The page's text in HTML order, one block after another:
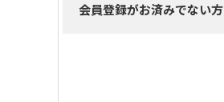
会員登録がお済みでない方